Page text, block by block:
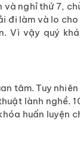
nghỉ thứ 7,
làm và lo
Vì vậy quý
tâm. Tuy
lành
huấn luyện